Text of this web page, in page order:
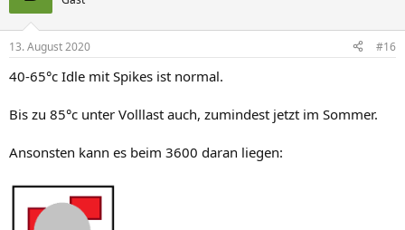
13. August 2020 #16
40-65°c Idle mit Spikes ist normal.
Bis zu 85°c unter Volllast auch, zumindest jetzt im Sommer.
Ansonsten kann es beim 3600 daran liegen: